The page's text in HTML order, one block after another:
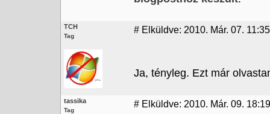
TCH
Tag
# Elküldve: 2010. Már. 07. 11:35
Ja, tényleg. Ezt már
tassika
Tag
# Elküldve: 2010. Már. 09.